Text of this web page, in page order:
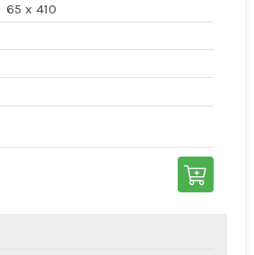
65 x 410